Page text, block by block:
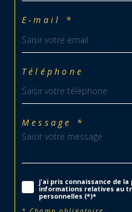
E-mail *
Téléphone
Message *
j'ai pris connaissance de
informations relatives au
personnelles (*)*